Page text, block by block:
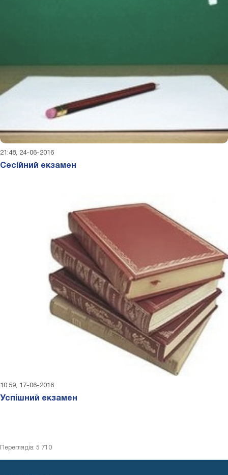
21:48, 24-06-2016
Сесійний екзамен
10:59, 17-06-2016
Успішний екзамен
Переглядів: 5 710